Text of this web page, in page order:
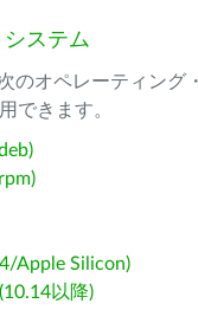
ステム
のオペレーティング
できます。
Apple Silicon)
以降)